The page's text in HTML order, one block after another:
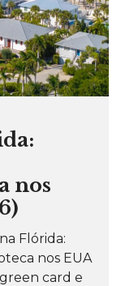
nos
Flórida:
nos EUA
card e